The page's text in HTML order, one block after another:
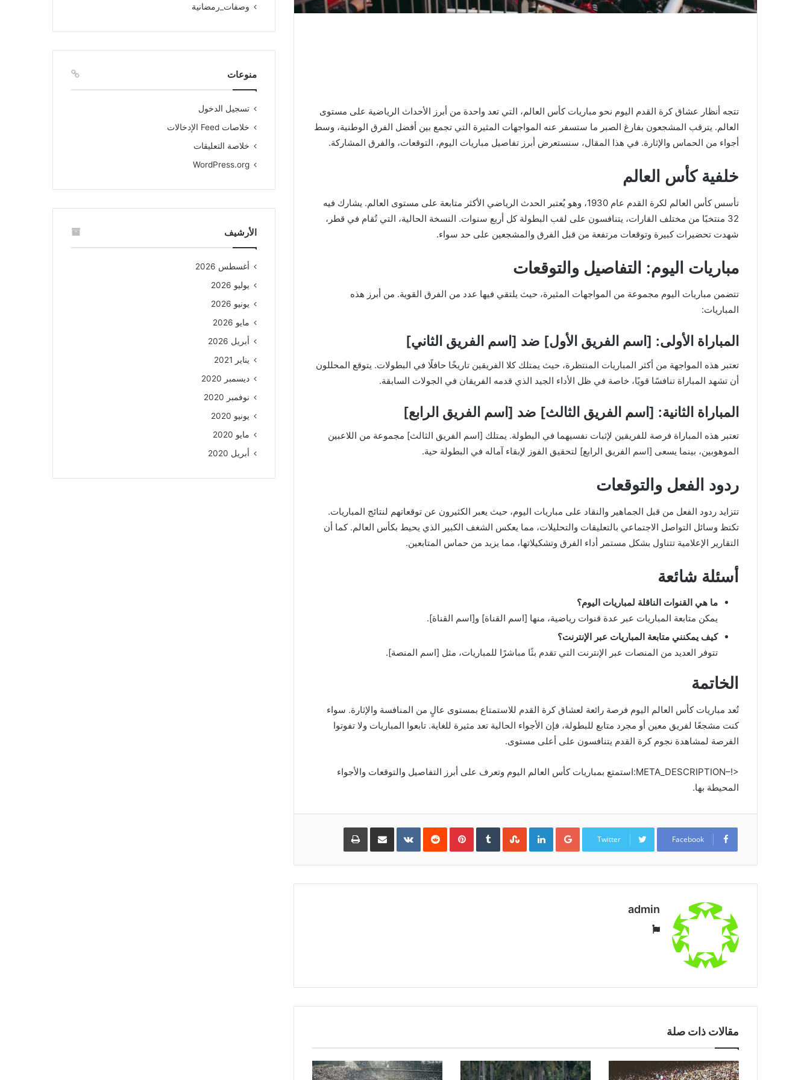
تتجه أنظار عشاق كرة القدم اليوم نحو مباريات كأس العالم، التي تعد واحدة من أبرز الأحداث الرياضية على مستوى
العالم. يترقب المشجعون بفارغ الصبر ما ستسفر عنه المواجهات المثيرة التي تجمع بين أفضل الفرق الوطنية، وسط
أجواء من الحماس والإثارة. في هذا المقال، سنستعرض أبرز تفاصيل مباريات اليوم، التوقعات، والفرق المشاركة.
خلفية كأس العالم
تأسس كأس العالم لكرة القدم عام 1930، وهو يُعتبر الحدث الرياضي الأكثر متابعة على مستوى العالم. يشارك فيه
32 منتخبًا من مختلف القارات، يتنافسون على لقب البطولة كل أربع سنوات. النسخة الحالية، التي تُقام في قطر،
شهدت تحضيرات كبيرة وتوقعات مرتفعة من قبل الفرق والمشجعين على حد سواء.
مباريات اليوم: التفاصيل والتوقعات
تتضمن مباريات اليوم مجموعة من المواجهات المثيرة، حيث يلتقي فيها عدد من الفرق القوية. من أبرز هذه
المباريات:
المباراة الأولى: [اسم الفريق الأول] ضد [اسم الفريق الثاني]
تعتبر هذه المواجهة من أكثر المباريات المنتظرة، حيث يمتلك كلا الفريقين تاريخًا حافلًا في البطولات. يتوقع المحللون
أن تشهد المباراة تنافسًا قويًا، خاصة في ظل الأداء الجيد الذي قدمه الفريقان في الجولات السابقة.
المباراة الثانية: [اسم الفريق الثالث] ضد [اسم الفريق الرابع]
تعتبر هذه المباراة فرصة للفريقين لإثبات نفسيهما في البطولة. يمتلك [اسم الفريق الثالث] مجموعة من اللاعبين
الموهوبين، بينما يسعى [اسم الفريق الرابع] لتحقيق الفوز لإبقاء آماله في البطولة حية.
ردود الفعل والتوقعات
تتزايد ردود الفعل من قبل الجماهير والنقاد على مباريات اليوم، حيث يعبر الكثيرون عن توقعاتهم لنتائج المباريات.
تكتظ وسائل التواصل الاجتماعي بالتعليقات والتحليلات، مما يعكس الشغف الكبير الذي يحيط بكأس العالم. كما أن
التقارير الإعلامية تتناول بشكل مستمر أداء الفرق وتشكيلاتها، مما يزيد من حماس المتابعين.
أسئلة شائعة
ما هي القنوات الناقلة لمباريات اليوم؟
يمكن متابعة المباريات عبر عدة قنوات رياضية، منها [اسم القناة] و[اسم القناة].
كيف يمكنني متابعة المباريات عبر الإنترنت؟
تتوفر العديد من المنصات عبر الإنترنت التي تقدم بثًا مباشرًا للمباريات، مثل [اسم المنصة].
الخاتمة
تُعد مباريات كأس العالم اليوم فرصة رائعة لعشاق كرة القدم للاستمتاع بمستوى عالٍ من المنافسة والإثارة. سواء
كنت مشجعًا لفريق معين أو مجرد متابع للبطولة، فإن الأجواء الحالية تعد مثيرة للغاية. تابعوا المباريات ولا تفوتوا
الفرصة لمشاهدة نجوم كرة القدم يتنافسون على أعلى مستوى.
<!–META_DESCRIPTION:استمتع بمباريات كأس العالم اليوم وتعرف على أبرز التفاصيل والتوقعات والأجواء
المحيطة بها.
Facebook
Twitter
Google+
LinkedIn
Pinterest مشاركة
البريد
طباعة
admin
مقالات ذات صلة
وصفات_رمضانية
منوعات
تسجيل الدخول
خلاصات Feed الإدخالات
خلاصة التعليقات
WordPress.org
الأرشيف
أغسطس 2026
يوليو 2026
يونيو 2026
مايو 2026
أبريل 2026
يناير 2021
ديسمبر 2020
نوفمبر 2020
يونيو 2020
مايو 2020
أبريل 2020